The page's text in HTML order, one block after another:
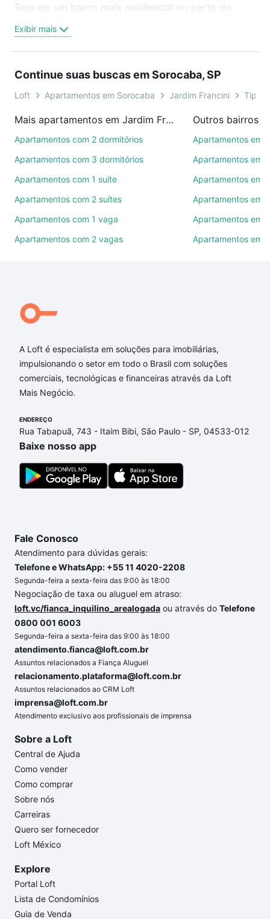
Seja em um bairro mais residencial ou perto do
oferta ideal de Apartamentos com 1 vaga à venda
em Jardim Francini, Sorocaba, SP para conquistar
videochamada, é grátis, sem compromisso e você
ainda conta com mais de 46 mil corretores e
de imóveis.
Como escolher um imóvel?
ruas, bairros e até condomínios favoritos. Você
também pode usar os filtros como quantidade de
quartos, suítes, com ou sem vaga de garagem para
comodidades, como piscina, academia, salão de
Qual o preço de Apartamentos com 1 vaga à venda
em Jardim Francini, Sorocaba, SP?
Aqui na Loft temos a oferta ideal para você, com
Apartamentos com 1 vaga à venda em Jardim
Francini, Sorocaba, SP que custam a partir de R$ 0
e com nossas opções de financiamento imobiliário
Se ainda tem alguma dúvida dos custos envolvidos
no processo de compra, veja em nosso portal
quanto custa comprar um apartamento
a gente para comprar o imóvel dos seus sonhos
com segurança e conforto. Loft, com você até as
Exibir mais
Continue suas buscas em Sorocaba, SP
Loft Apartamentos em Sorocaba Jardim Francini Tipo
Mais apartamentos em Jardim Francini
Apartamentos com 2 dormitórios
Apartamentos com 3 dormitórios
Apartamentos com 1 suíte
Apartamentos com 2 suítes
Apartamentos com 1 vaga
Apartamentos com 2 vagas
Outros bairros
Apartamentos em
Apartamentos em
Apartamentos em
Apartamentos em
Apartamentos em
Apartamentos em
A Loft é especialista em soluções para imobiliárias,
impulsionando o setor em todo o Brasil com soluções
comerciais, tecnológicas e financeiras através da Loft
Mais Negócio.
ENDEREÇO
Rua Tabapuã, 743 - Itaim Bibi, São Paulo - SP, 04533-012
Baixe nosso app
Fale Conosco
Atendimento para dúvidas gerais:
Telefone e WhatsApp: +55 11 4020-2208
Segunda-feira a sexta-feira das 9:00 às 18:00
Negociação de taxa ou aluguel em atraso:
loft.vc/fianca_inquilino_arealogada ou através do Telefone
0800 001 6003
Segunda-feira a sexta-feira das 9:00 às 18:00
atendimento.fianca@loft.com.br
Assuntos relacionados a Fiança Aluguel
relacionamento.plataforma@loft.com.br
Assuntos relacionados ao CRM Loft
imprensa@loft.com.br
Atendimento exclusivo aos profissionais de imprensa
Sobre a Loft
Central de Ajuda
Como vender
Como comprar
Sobre nós
Carreiras
Quero ser fornecedor
Loft México
Explore
Portal Loft
Lista de Condomínios
Guia de Venda